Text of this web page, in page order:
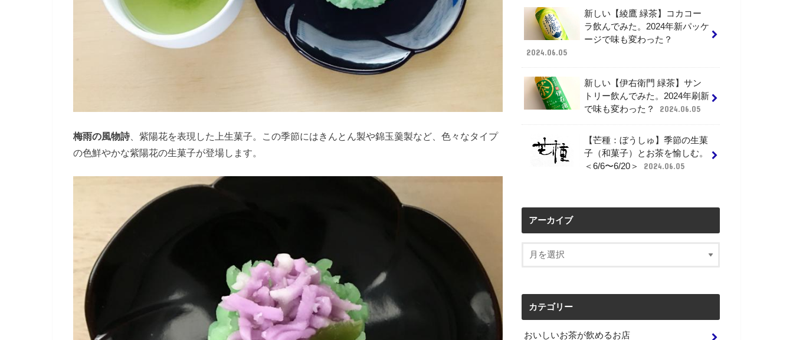
梅雨の風物詩 、紫陽花を表現した上生菓子。この季節にはきんとん製や錦玉羹製など、色々なタイプ
の色鮮やかな紫陽花の生菓子が登場します。
新しい【綾鷹 緑茶】コカコー
ラ飲んでみた。2024年新パッケ
ージで味も変わった？
2024.06.05
新しい【伊右衛門 緑茶】サン
トリー飲んでみた。2024年刷新
で味も変わった？
2024.06.05
【芒種：ぼうしゅ】季節の生菓
子（和菓子）とお茶を愉しむ。
＜6/6〜6/20＞
2024.06.05
アーカイブ
カテゴリー
おいしいお茶が飲めるお店